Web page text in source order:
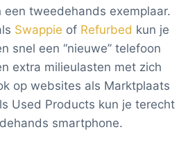
een tweedehands exemplaar.
Swappie of Refurbed kun je
snel een ‘‘nieuwe’’ telefoon
extra milieulasten met zich
op websites als Marktplaats
Used Products kun je terecht
smartphone.